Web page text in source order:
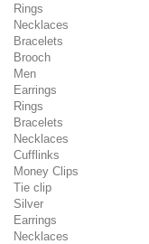
Rings
Necklaces
Bracelets
Brooch
Men
Earrings
Rings
Bracelets
Necklaces
Cufflinks
Money Clips
Tie clip
Silver
Earrings
Necklaces